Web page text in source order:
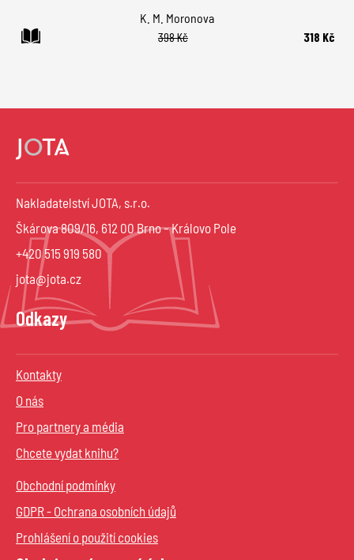
K. M. Moronova
398 Kč
318 Kč
Nakladatelství JOTA, s.r.o.
Škárova 809/16, 612 00 Brno – Královo Pole
+420 515 919 580
jota@jota.cz
Odkazy
Kontakty
O nás
Pro partnery a média
Chcete vydat knihu?
Obchodní podmínky
GDPR - Ochrana osobních údajů
Prohlášení o použití cookies